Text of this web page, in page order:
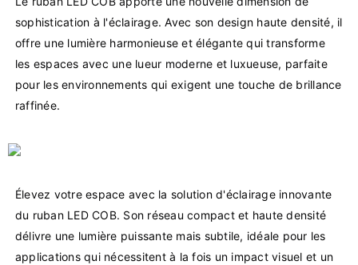
sophistication à l'éclairage. Avec son design haute densité, il
offre une lumière harmonieuse et élégante qui transforme
les espaces avec une lueur moderne et luxueuse, parfaite
pour les environnements qui exigent une touche de brillance
Élevez votre espace avec la solution d'éclairage innovante
du ruban LED COB. Son réseau compact et haute densité
délivre une lumière puissante mais subtile, idéale pour les
applications qui nécessitent à la fois un impact visuel et un